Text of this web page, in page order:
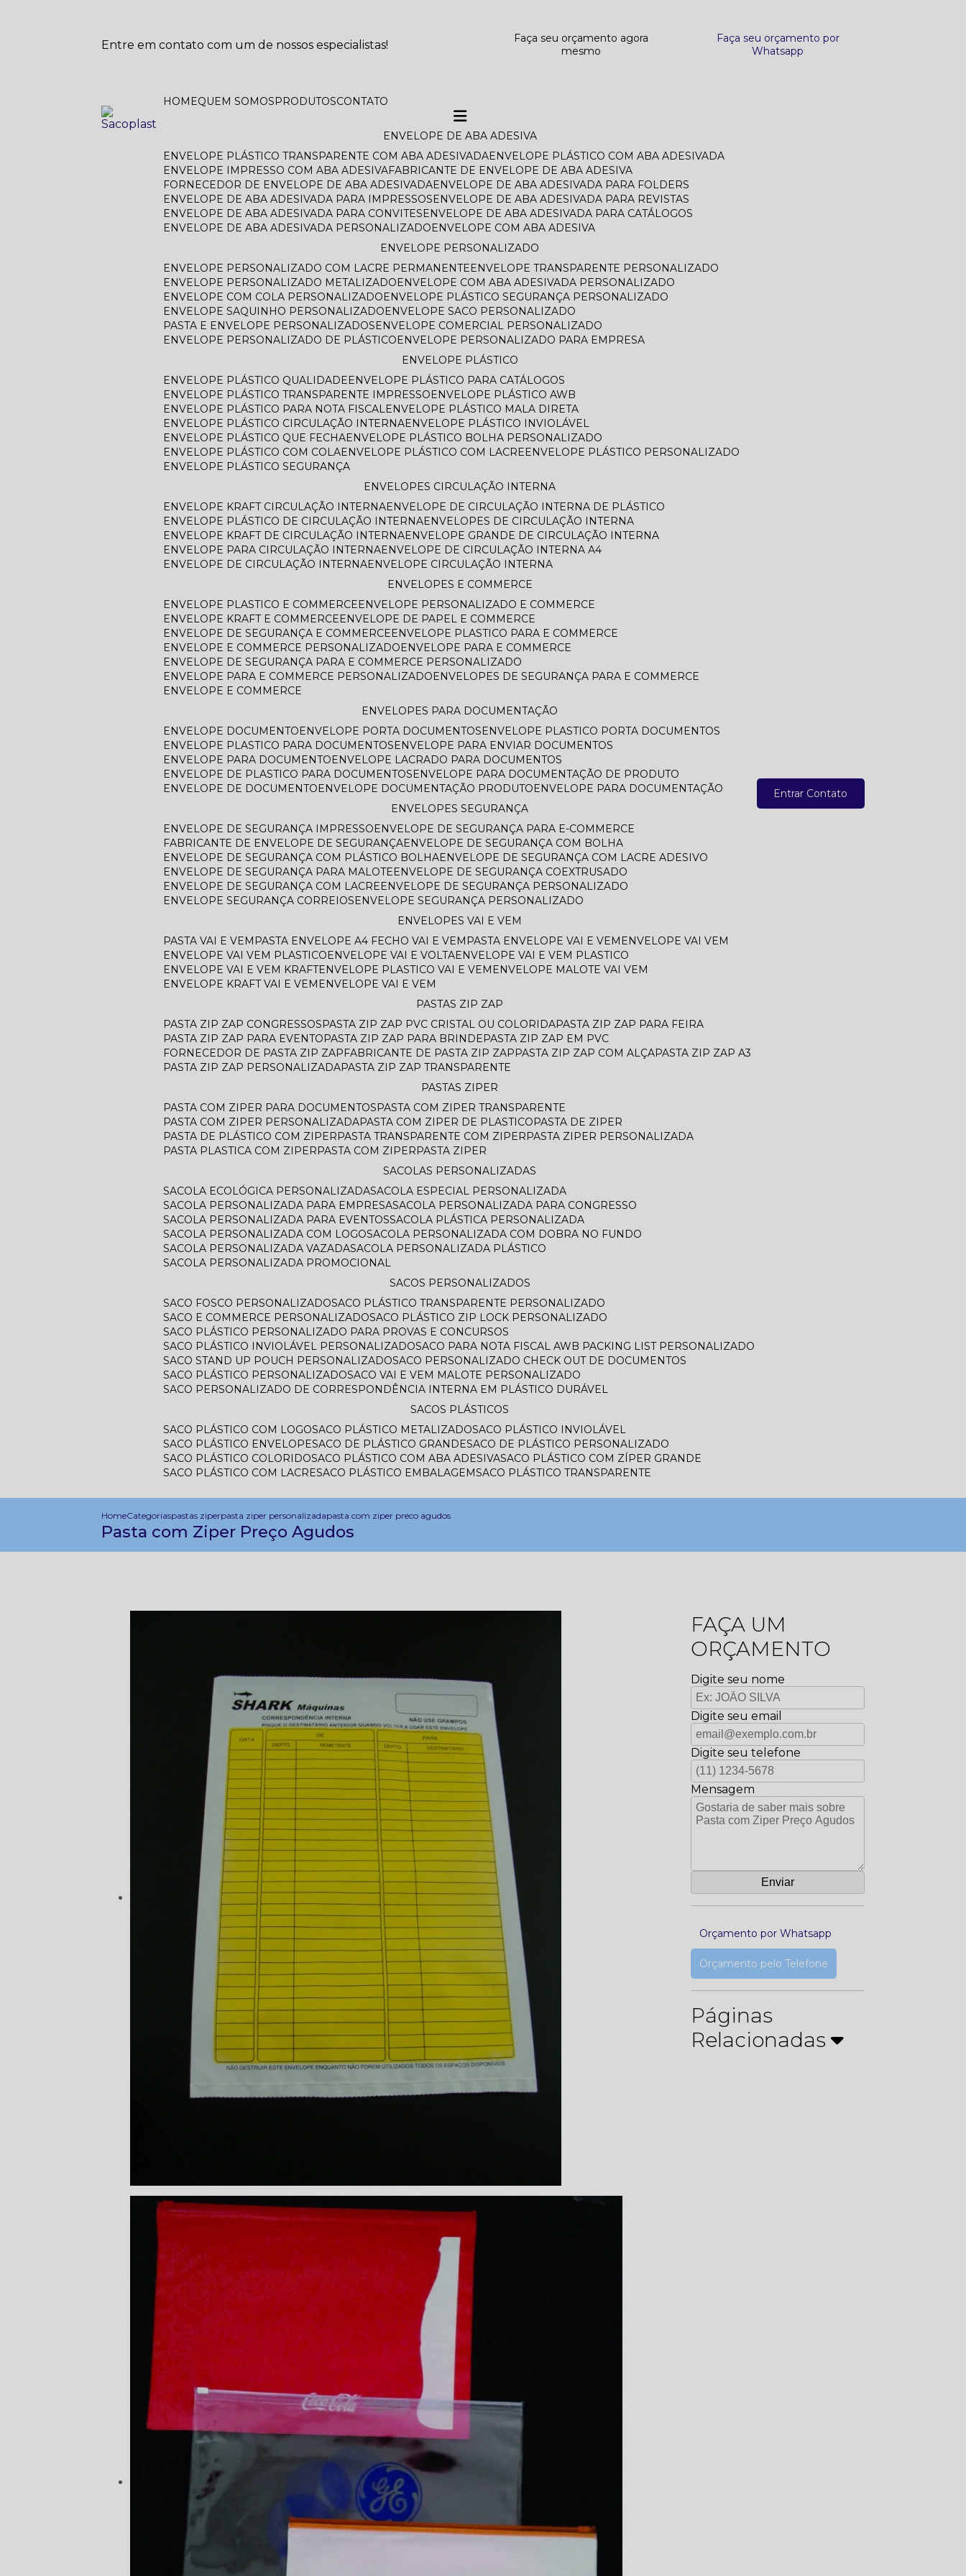
Entre em contato com um de nossos especialistas!
Faça seu orçamento agora
mesmo
Faça seu orçamento por
Whatsapp
HOME QUEM SOMOS PRODUTOS CONTATO
ENVELOPE DE ABA ADESIVA
ENVELOPE PLÁSTICO TRANSPARENTE COM ABA ADESIVADA
ENVELOPE PLÁSTICO COM ABA ADESIVADA
ENVELOPE IMPRESSO COM ABA ADESIVA FABRICANTE DE ENVELOPE DE ABA ADESIVA
FORNECEDOR DE ENVELOPE DE ABA ADESIVADA
ENVELOPE DE ABA ADESIVADA PARA FOLDERS
ENVELOPE DE ABA ADESIVADA PARA IMPRESSOS
ENVELOPE DE ABA ADESIVADA PARA REVISTAS
ENVELOPE DE ABA ADESIVADA PARA CONVITES
ENVELOPE DE ABA ADESIVADA PARA CATÁLOGOS
ENVELOPE DE ABA ADESIVADA PERSONALIZADO
ENVELOPE COM ABA ADESIVA
ENVELOPE PERSONALIZADO
ENVELOPE PERSONALIZADO COM LACRE PERMANENTE
ENVELOPE TRANSPARENTE PERSONALIZADO
ENVELOPE PERSONALIZADO METALIZADO
ENVELOPE COM ABA ADESIVADA PERSONALIZADO
ENVELOPE COM COLA PERSONALIZADO
ENVELOPE PLÁSTICO SEGURANÇA PERSONALIZADO
ENVELOPE SAQUINHO PERSONALIZADO
ENVELOPE SACO PERSONALIZADO
PASTA E ENVELOPE PERSONALIZADOS
ENVELOPE COMERCIAL PERSONALIZADO
ENVELOPE PERSONALIZADO DE PLÁSTICO
ENVELOPE PERSONALIZADO PARA EMPRESA
ENVELOPE PLÁSTICO
ENVELOPE PLÁSTICO QUALIDADE
ENVELOPE PLÁSTICO PARA CATÁLOGOS
ENVELOPE PLÁSTICO TRANSPARENTE IMPRESSO
ENVELOPE PLÁSTICO AWB
ENVELOPE PLÁSTICO PARA NOTA FISCAL
ENVELOPE PLÁSTICO MALA DIRETA
ENVELOPE PLÁSTICO CIRCULAÇÃO INTERNA
ENVELOPE PLÁSTICO INVIOLÁVEL
ENVELOPE PLÁSTICO QUE FECHA
ENVELOPE PLÁSTICO BOLHA PERSONALIZADO
ENVELOPE PLÁSTICO COM COLA
ENVELOPE PLÁSTICO COM LACRE
ENVELOPE PLÁSTICO PERSONALIZADO
ENVELOPE PLÁSTICO SEGURANÇA
ENVELOPES CIRCULAÇÃO INTERNA
ENVELOPE KRAFT CIRCULAÇÃO INTERNA
ENVELOPE DE CIRCULAÇÃO INTERNA DE PLÁSTICO
ENVELOPE PLÁSTICO DE CIRCULAÇÃO INTERNA
ENVELOPES DE CIRCULAÇÃO INTERNA
ENVELOPE KRAFT DE CIRCULAÇÃO INTERNA
ENVELOPE GRANDE DE CIRCULAÇÃO INTERNA
ENVELOPE PARA CIRCULAÇÃO INTERNA
ENVELOPE DE CIRCULAÇÃO INTERNA A4
ENVELOPE DE CIRCULAÇÃO INTERNA
ENVELOPE CIRCULAÇÃO INTERNA
ENVELOPES E COMMERCE
ENVELOPE PLASTICO E COMMERCE
ENVELOPE PERSONALIZADO E COMMERCE
ENVELOPE KRAFT E COMMERCE
ENVELOPE DE PAPEL E COMMERCE
ENVELOPE DE SEGURANÇA E COMMERCE
ENVELOPE PLASTICO PARA E COMMERCE
ENVELOPE E COMMERCE PERSONALIZADO
ENVELOPE PARA E COMMERCE
ENVELOPE DE SEGURANÇA PARA E COMMERCE PERSONALIZADO
ENVELOPE PARA E COMMERCE PERSONALIZADO
ENVELOPES DE SEGURANÇA PARA E COMMERCE
ENVELOPE E COMMERCE
ENVELOPES PARA DOCUMENTAÇÃO
ENVELOPE DOCUMENTO
ENVELOPE PORTA DOCUMENTOS
ENVELOPE PLASTICO PORTA DOCUMENTOS
ENVELOPE PLASTICO PARA DOCUMENTOS
ENVELOPE PARA ENVIAR DOCUMENTOS
ENVELOPE PARA DOCUMENTO
ENVELOPE LACRADO PARA DOCUMENTOS
ENVELOPE DE PLASTICO PARA DOCUMENTOS
ENVELOPE PARA DOCUMENTAÇÃO DE PRODUTO
ENVELOPE DE DOCUMENTO
ENVELOPE DOCUMENTAÇÃO PRODUTO
ENVELOPE PARA DOCUMENTAÇÃO
ENVELOPES SEGURANÇA
ENVELOPE DE SEGURANÇA IMPRESSO
ENVELOPE DE SEGURANÇA PARA E-COMMERCE
FABRICANTE DE ENVELOPE DE SEGURANÇA
ENVELOPE DE SEGURANÇA COM BOLHA
ENVELOPE DE SEGURANÇA COM PLÁSTICO BOLHA
ENVELOPE DE SEGURANÇA COM LACRE ADESIVO
ENVELOPE DE SEGURANÇA PARA MALOTE
ENVELOPE DE SEGURANÇA COEXTRUSADO
ENVELOPE DE SEGURANÇA COM LACRE
ENVELOPE DE SEGURANÇA PERSONALIZADO
ENVELOPE SEGURANÇA CORREIOS
ENVELOPE SEGURANÇA PERSONALIZADO
ENVELOPES VAI E VEM
PASTA VAI E VEM
PASTA ENVELOPE A4 FECHO VAI E VEM PASTA ENVELOPE VAI E VEM
ENVELOPE VAI VEM
ENVELOPE VAI VEM PLASTICO
ENVELOPE VAI E VOLTA
ENVELOPE VAI E VEM PLASTICO
ENVELOPE VAI E VEM KRAFT
ENVELOPE PLASTICO VAI E VEM
ENVELOPE MALOTE VAI VEM
ENVELOPE KRAFT VAI E VEM
ENVELOPE VAI E VEM
PASTAS ZIP ZAP
PASTA ZIP ZAP CONGRESSOS PASTA ZIP ZAP PVC CRISTAL OU COLORIDA PASTA ZIP ZAP PARA FEIRA
PASTA ZIP ZAP PARA EVENTO PASTA ZIP ZAP PARA BRINDE PASTA ZIP ZAP EM PVC
FORNECEDOR DE PASTA ZIP ZAP FABRICANTE DE PASTA ZIP ZAP PASTA ZIP ZAP COM ALÇA PASTA ZIP ZAP A3
PASTA ZIP ZAP PERSONALIZADA PASTA ZIP ZAP TRANSPARENTE
PASTAS ZIPER
PASTA COM ZIPER PARA DOCUMENTOS PASTA COM ZIPER TRANSPARENTE
PASTA COM ZIPER PERSONALIZADA PASTA COM ZIPER DE PLASTICO PASTA DE ZIPER
PASTA DE PLÁSTICO COM ZIPER PASTA TRANSPARENTE COM ZIPER PASTA ZIPER PERSONALIZADA
PASTA PLASTICA COM ZIPER PASTA COM ZIPER PASTA ZIPER
SACOLAS PERSONALIZADAS
SACOLA ECOLÓGICA PERSONALIZADA SACOLA ESPECIAL PERSONALIZADA
SACOLA PERSONALIZADA PARA EMPRESA SACOLA PERSONALIZADA PARA CONGRESSO
SACOLA PERSONALIZADA PARA EVENTOS SACOLA PLÁSTICA PERSONALIZADA
SACOLA PERSONALIZADA COM LOGO SACOLA PERSONALIZADA COM DOBRA NO FUNDO
SACOLA PERSONALIZADA VAZADA SACOLA PERSONALIZADA PLÁSTICO
SACOLA PERSONALIZADA PROMOCIONAL
SACOS PERSONALIZADOS
SACO FOSCO PERSONALIZADO SACO PLÁSTICO TRANSPARENTE PERSONALIZADO
SACO E COMMERCE PERSONALIZADO SACO PLÁSTICO ZIP LOCK PERSONALIZADO
SACO PLÁSTICO PERSONALIZADO PARA PROVAS E CONCURSOS
SACO PLÁSTICO INVIOLÁVEL PERSONALIZADO SACO PARA NOTA FISCAL AWB PACKING LIST PERSONALIZADO
SACO STAND UP POUCH PERSONALIZADO SACO PERSONALIZADO CHECK OUT DE DOCUMENTOS
SACO PLÁSTICO PERSONALIZADO SACO VAI E VEM MALOTE PERSONALIZADO
SACO PERSONALIZADO DE CORRESPONDÊNCIA INTERNA EM PLÁSTICO DURÁVEL
SACOS PLÁSTICOS
SACO PLÁSTICO COM LOGO SACO PLÁSTICO METALIZADO SACO PLÁSTICO INVIOLÁVEL
SACO PLÁSTICO ENVELOPE SACO DE PLÁSTICO GRANDE SACO DE PLÁSTICO PERSONALIZADO
SACO PLÁSTICO COLORIDO SACO PLÁSTICO COM ABA ADESIVA SACO PLÁSTICO COM ZÍPER GRANDE
SACO PLÁSTICO COM LACRE SACO PLÁSTICO EMBALAGEM SACO PLÁSTICO TRANSPARENTE
Entrar Contato
HomeCategoriaspastas ziperpasta ziper personalizadapasta com ziper preco agudos
Pasta com Ziper Preço Agudos
FAÇA UM
ORÇAMENTO
Digite seu nome
Digite seu email
Digite seu telefone
Mensagem
Orçamento por Whatsapp
Orçamento pelo Telefone
Páginas
Relacionadas